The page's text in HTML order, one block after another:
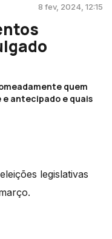
8 fev, 2024, 12:15
quem
antecipado e quais
legislativas